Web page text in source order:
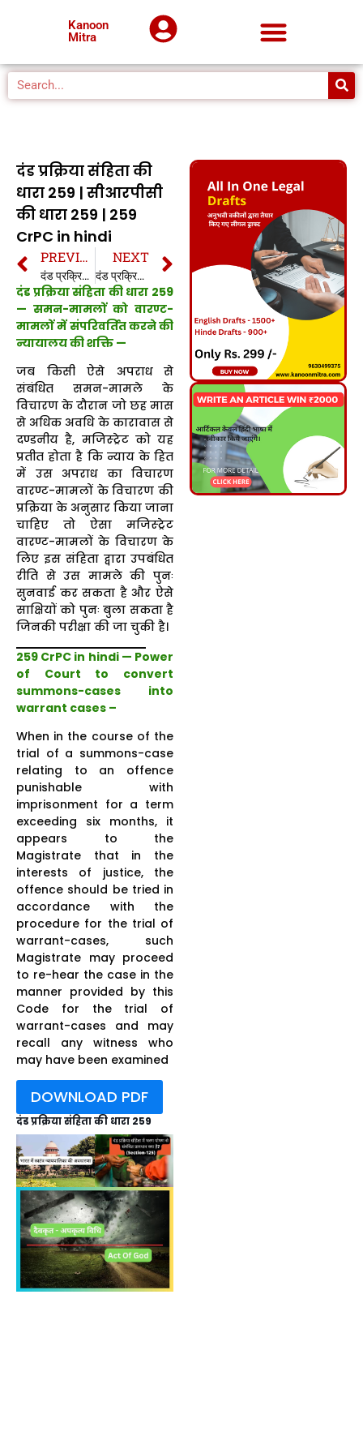
Kanoon
Mitra
दंड प्रक्रिया संहिता की
धारा 259 | सीआरपीसी
की धारा 259 | 259
CrPC in hindi
PREVIOUS
दंड प्रक्रिया संहिता की धारा 258 | सीआरपीसी की धारा 258 | 258 CrPC in hindi
NEXT
दंड प्रक्रिया संहिता की धारा 260 | सीआरपीसी की धारा 260 | 260 CrPC in hindi
दंड प्रक्रिया संहिता की धारा 259
— समन-मामलों को वारण्ट-
मामलों में संपरिवर्तित करने की
न्यायालय की शक्ति —
जब किसी ऐसे अपराध से
संबंधित समन-मामले के
विचारण के दौरान जो छह मास
से अधिक अवधि के कारावास से
दण्डनीय है, मजिस्ट्रेट को यह
प्रतीत होता है कि न्याय के हित
में उस अपराध का विचारण
वारण्ट-मामलों के विचारण की
प्रक्रिया के अनुसार किया जाना
चाहिए तो ऐसा मजिस्ट्रेट
वारण्ट-मामलों के विचारण के
लिए इस संहिता द्वारा उपबंधित
रीति से उस मामले की पुनः
सुनवाई कर सकता है और ऐसे
साक्षियों को पुनः बुला सकता है
जिनकी परीक्षा की जा चुकी है।
259 CrPC in hindi — Power
of Court to convert
summons-cases into
warrant cases –
When in the course of the
trial of a summons-case
relating to an offence
punishable with
imprisonment for a term
exceeding six months, it
appears to the
Magistrate that in the
interests of justice, the
offence should be tried in
accordance with the
procedure for the trial of
warrant-cases, such
Magistrate may proceed
to re-hear the case in the
manner provided by this
Code for the trial of
warrant-cases and may
recall any witness who
may have been examined
DOWNLOAD PDF
दंड प्रक्रिया संहिता की धारा 259